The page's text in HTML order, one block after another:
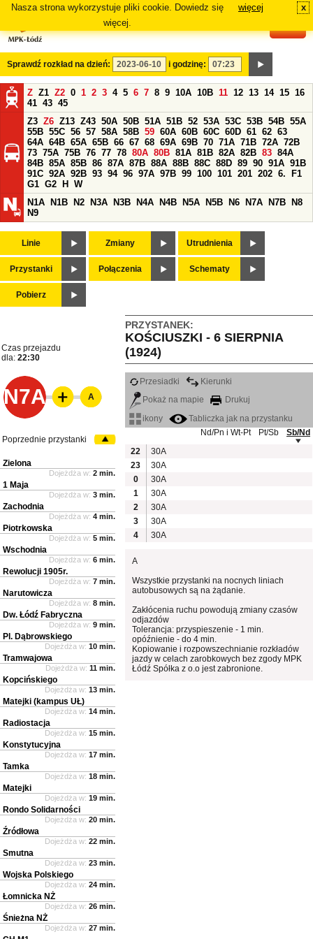
Nasza strona wykorzystuje pliki cookie. Dowiedz się
więcej.
więcej x
Sprawdź rozkład na dzień: i godzinę:
Z Z1 Z2 0 1 2 3 4 5 6 7 8 9 10A 10B 11 12 13 14 15 16
41 43 45
Z3 Z6 Z13 Z43 50A 50B 51A 51B 52 53A 53C 53B 54B 55A
55B 55C 56 57 58A 58B 59 60A 60B 60C 60D 61 62 63
64A 64B 65A 65B 66 67 68 69A 69B 70 71A 71B 72A 72B
73 75A 75B 76 77 78 80A 80B 81A 81B 82A 82B 83 84A
84B 85A 85B 86 87A 87B 88A 88B 88C 88D 89 90 91A 91B
91C 92A 92B 93 94 96 97A 97B 99 100 101 201 202 6.
F1
G1 G2 H
W
N1A
N1B N2 N3A N3B N4A N4B N5A N5B N6 N7A N7B
N8
N9
Linie Zmiany Utrudnienia
Przystanki Połączenia Schematy
Pobierz
PRZYSTANEK:
KOŚCIUSZKI - 6 SIERPNIA
(1924)
Czas przejazdu
dla: 22:30
N7A
Przesiadki
Kierunki
Pokaż na mapie
Drukuj
ikony
Tabliczka jak na przystanku
Nd/Pn i Wt-Pt
Pt/Sb
Sb/Nd
22
30A
23
30A
0
30A
1
30A
2
30A
3
30A
4
30A
A
Wszystkie przystanki na nocnych liniach
autobusowych są na żądanie.
Zakłócenia ruchu powodują zmiany czasów
odjazdów
Tolerancja: przyspieszenie - 1 min.
opóźnienie - do 4 min.
Kopiowanie i rozpowszechnianie rozkładów
jazdy w celach zarobkowych bez zgody MPK
Łódź Spółka z o.o jest zabronione.
A
Poprzednie przystanki
Zielona
Dojeżdża w: 2 min.
1 Maja
Dojeżdża w: 3 min.
Zachodnia
Dojeżdża w: 4 min.
Piotrkowska
Dojeżdża w: 5 min.
Wschodnia
Dojeżdża w: 6 min.
Rewolucji 1905r.
Dojeżdża w: 7 min.
Narutowicza
Dojeżdża w: 8 min.
Dw. Łódź Fabryczna
Dojeżdża w: 9 min.
Pl. Dąbrowskiego
Dojeżdża w: 10 min.
Tramwajowa
Dojeżdża w: 11 min.
Kopcińskiego
Dojeżdża w: 13 min.
Matejki (kampus UŁ)
Dojeżdża w: 14 min.
Radiostacja
Dojeżdża w: 15 min.
Konstytucyjna
Dojeżdża w: 17 min.
Tamka
Dojeżdża w: 18 min.
Matejki
Dojeżdża w: 19 min.
Rondo Solidarności
Dojeżdża w: 20 min.
Źródłowa
Dojeżdża w: 22 min.
Smutna
Dojeżdża w: 23 min.
Wojska Polskiego
Dojeżdża w: 24 min.
Łomnicka NŻ
Dojeżdża w: 26 min.
Śnieżna NŻ
Dojeżdża w: 27 min.